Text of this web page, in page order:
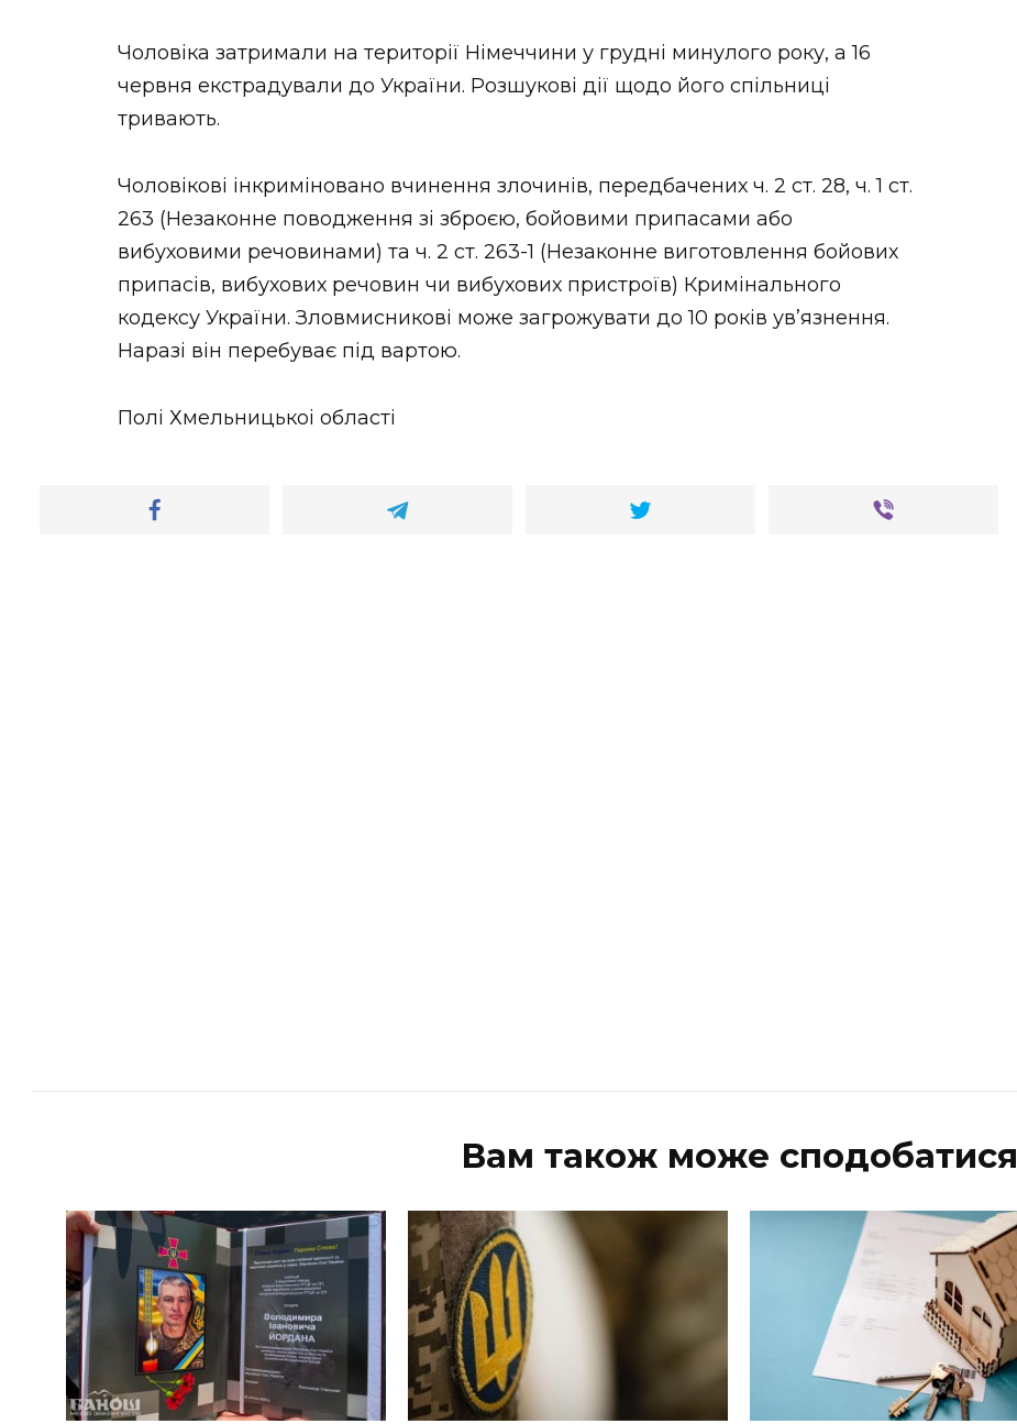
Чоловіка затримали на території Німеччини у грудні минулого року, а 16
червня екстрадували до України. Розшукові дії щодо його спільниці
тривають.
Чоловікові інкриміновано вчинення злочинів, передбачених ч. 2 ст. 28, ч. 1 ст.
263 (Незаконне поводження зі зброєю, бойовими припасами або
вибуховими речовинами) та ч. 2 ст. 263-1 (Незаконне виготовлення бойових
припасів, вибухових речовин чи вибухових пристроїв) Кримінального
кодексу України. Зловмисникові може загрожувати до 10 років ув’язнення.
Наразі він перебуває під вартою.
Полі Хмельницькоі області
Вам також може сподобатися